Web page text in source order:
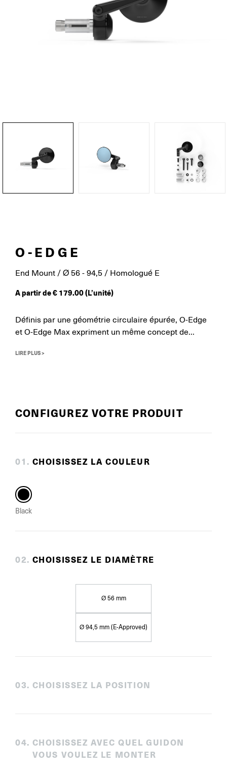
O-EDGE
End Mount / Ø 56 - 94,5 / Homologué E
A partir de€ 179.00(L’unité)
Définis par une géométrie circulaire épurée, O-Edge
et O-Edge Max expriment un même concept de...
LIRE PLUS >
CONFIGUREZ VOTRE PRODUIT
01 . CHOISISSEZ LA COULEUR
Black
02. CHOISISSEZ LE DIAMÈTRE
Ø 56 mm
Ø 94,5 mm (E-Approved)
03. CHOISISSEZ LA POSITION
04. CHOISISSEZ AVEC QUEL GUIDON
VOUS VOULEZ LE MONTER